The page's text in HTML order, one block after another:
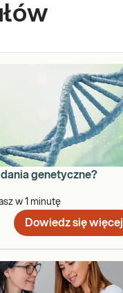
genetyczne?
w 1 minutę
Dowiedz się więcej